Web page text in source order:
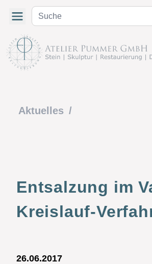
Aktuelles /
Entsalzung im
Kreislauf-
26.06.2017